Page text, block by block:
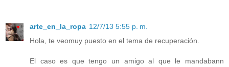
arte_en_la_ropa 12/7/13 5:55 p. m.
Hola, te veomuy puesto en el tema de recuperación.
El caso es que tengo un amigo al que le mandabann